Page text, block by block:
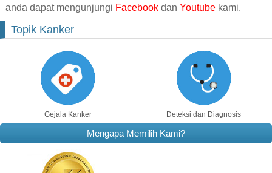
anda dapat mengunjungi Facebookdan Youtubekami.
Topik Kanker
Gejala Kanker Deteksi dan Diagnosis
Mengapa Memilih Kami?